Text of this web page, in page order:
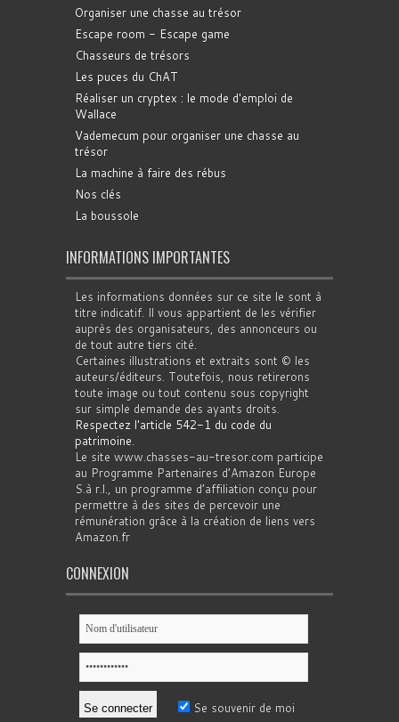
Organiser une chasse au trésor
Escape room - Escape game
Chasseurs de trésors
Les puces du ChAT
Réaliser un cryptex : le mode d'emploi de
Wallace
Vademecum pour organiser une chasse au
trésor
La machine à faire des rébus
Nos clés
La boussole
INFORMATIONS IMPORTANTES
Les informations données sur ce site le sont à
titre indicatif. Il vous appartient de les vérifier
auprès des organisateurs, des annonceurs ou
de tout autre tiers cité.
Certaines illustrations et extraits sont © les
auteurs/éditeurs. Toutefois, nous retirerons
toute image ou tout contenu sous copyright
sur simple demande des ayants droits.
Respectez l'article 542-1 du code du
patrimoine.
Le site www.chasses-au-tresor.com participe
au Programme Partenaires d’Amazon Europe
S.à r.l., un programme d’affiliation conçu pour
permettre à des sites de percevoir une
rémunération grâce à la création de liens vers
Amazon.fr
CONNEXION
Se souvenir de moi